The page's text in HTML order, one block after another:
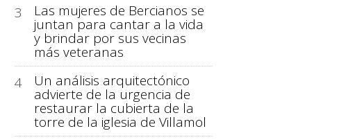
3
Las mujeres de Bercianos se
juntan para cantar a la vida
y brindar por sus vecinas
más veteranas
4
Un análisis arquitectónico
advierte de la urgencia de
restaurar la cubierta de la
torre de la iglesia de Villamol